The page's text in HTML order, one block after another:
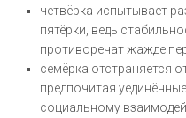
четвёрка испытывает
пятёрки, ведь
противоречат жажде
семёрка отстраняется
предпочитая
социальному